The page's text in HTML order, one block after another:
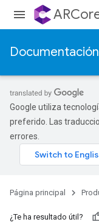
Documentación
Google utiliza
preferido. Las
errores.
Página principal
¿Te ha resultado útil?